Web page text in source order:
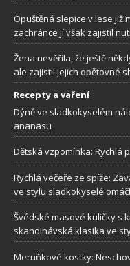
Opuštěná slepice v lese již
zachránce jí však zajistil
Žena nevěřila, že ještě
ale zajistil jejich opětovné
Recepty a vaření
Dýně ve sladkokyselém
ananasu
Dětská vzpomínka: Rychlá
Rychlá večeře ze spíže:
ve stylu sladkokyselé
Švédské masové kuličky s
skandinávská klasika ve
Meruňkové kostky: